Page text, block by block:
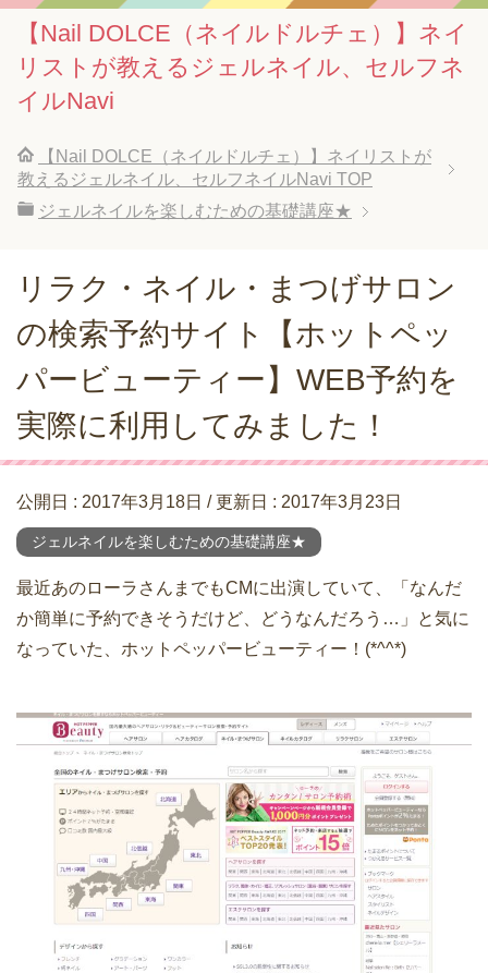
【Nail DOLCE（ネイルドルチェ）】ネイ
リストが教えるジェルネイル、セルフネ
イルNavi
【Nail DOLCE（ネイルドルチェ）】ネイリストが
教えるジェルネイル、セルフネイルNavi TOP
ジェルネイルを楽しむための基礎講座★
リラク・ネイル・まつげサロン
の検索予約サイト【ホットペッ
パービューティー】WEB予約を
実際に利用してみました！
公開日 : 2017年3月18日 / 更新日 : 2017年3月23日
ジェルネイルを楽しむための基礎講座★
最近あのローラさんまでもCMに出演していて、「なんだ
か簡単に予約できそうだけど、どうなんだろう…」と気に
なっていた、ホットペッパービューティー！(*^^*)